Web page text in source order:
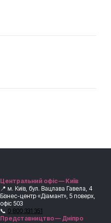
Центральний офіс — Київ
📍 м. Київ, бул. Вацлава Гавела, 4
Бізнес-центр «Діамант», 5 поверх,
офіс 503
📞 0 800 331 351
Представництво — Дніпро